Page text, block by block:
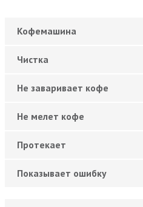
Кофемашина
Чистка
Не заваривает кофе
Не мелет кофе
Протекает
Показывает ошибку